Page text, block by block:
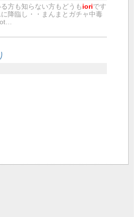
方も知らない方もどうも ioriです
降臨し・・まんまとガチャ中毒
ot…